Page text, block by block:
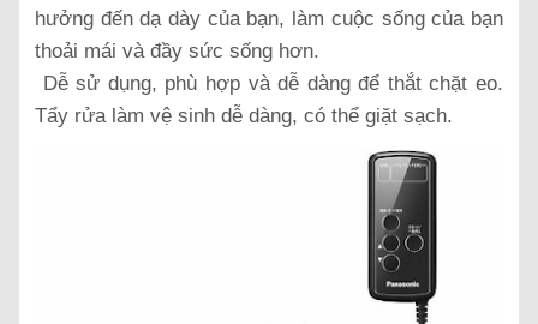
hưởng đến dạ dày của bạn, làm cuộc sống của bạn
thoải mái và đầy sức sống hơn.
Dễ sử dụng, phù hợp và dễ dàng để thắt chặt eo.
Tẩy rửa làm vệ sinh dễ dàng, có thể giặt sạch.